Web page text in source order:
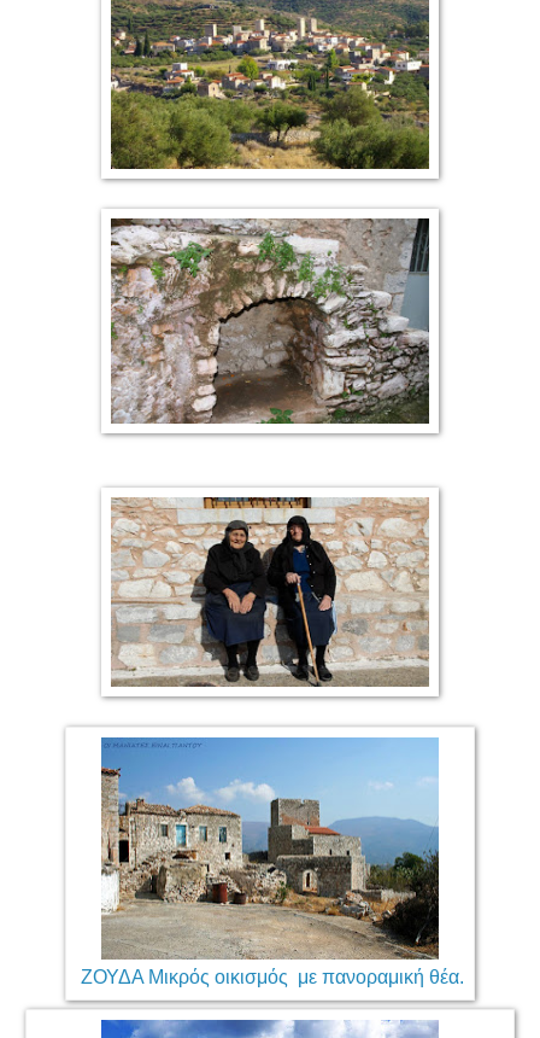
ΖΟΥΔΑ Μικρός οικισμός με πανοραμική θέα.